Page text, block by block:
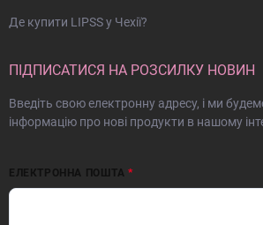
Де купити LIPSS у Чехії?
ПІДПИСАТИСЯ НА РОЗСИЛКУ НОВИН
Введіть свою електронну адресу, і ми
інформацію про нові продукти в нашому
ЕЛЕКТРОННА ПОШТА